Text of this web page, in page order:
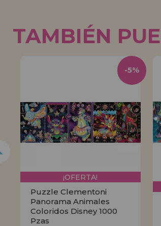
TAMBIÉN
¡OFERTA!
Puzzle Clementoni
Panorama Animales
Coloridos Disney 1000
Pzas
-5%